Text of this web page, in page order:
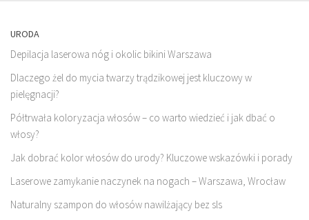
URODA
Depilacja laserowa nóg i okolic bikini Warszawa
Dlaczego żel do mycia twarzy trądzikowej jest kluczowy w
pielęgnacji?
Półtrwała koloryzacja włosów – co warto wiedzieć i jak dbać o
włosy?
Jak dobrać kolor włosów do urody? Kluczowe wskazówki i porady
Laserowe zamykanie naczynek na nogach – Warszawa, Wrocław
Naturalny szampon do włosów nawilżający bez sls